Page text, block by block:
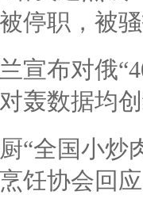
停职，被
宣布对俄
轰数据均
“全国小炒
饪协会回应